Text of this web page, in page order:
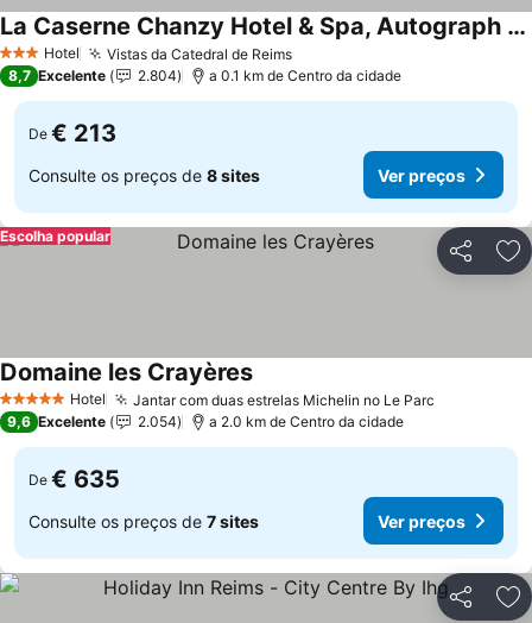
3 EstrelasHotel Vistas da Catedral de Reims
La Caserne Chanzy Hotel & Spa, Autograph Collection
8,7 Excelente 2.804 a 0.1 km de Centro da cidade
De € 213
Consulte os preços de 8 sites Ver preços
Partilhar
Escolha popular
5 Estrelas Hotel Jantar com duas estrelas Michelin no Le Parc
Domaine les Crayères
9,6 Excelente 2.054 a 2.0 km de Centro da cidade
De € 635
Consulte os preços de 7 sites Ver preços
Partilhar